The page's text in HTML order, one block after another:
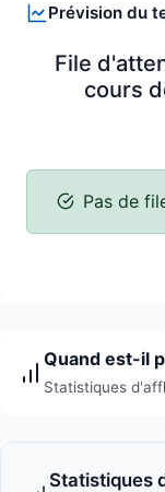
Prévision du
File
cours
Pas de
Quand est-il
Statistiques
Statistiques